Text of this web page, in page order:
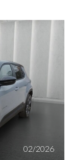
02/2026